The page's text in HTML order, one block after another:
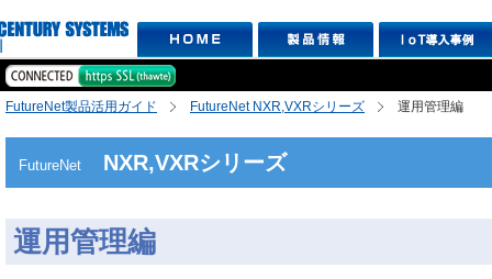
FutureNet製品活用ガイド FutureNet NXR,VXRシリーズ 運用管理編
FutureNet NXR,VXRシリーズ
運用管理編